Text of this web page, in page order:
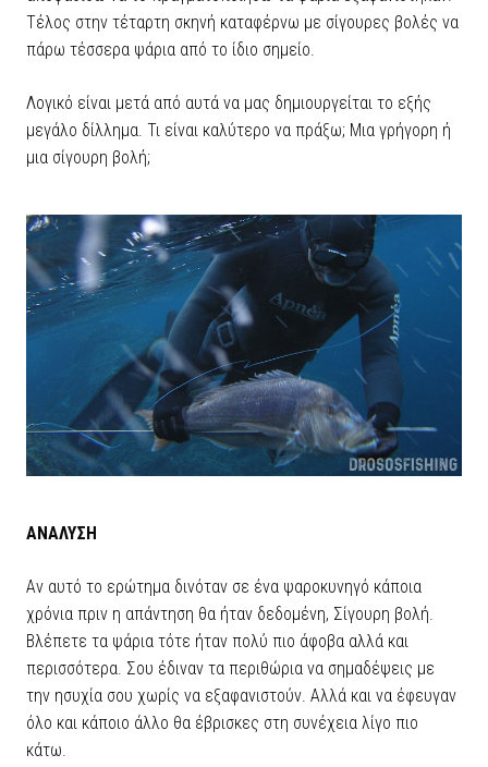
Τέλος στην τέταρτη σκηνή καταφέρνω με σίγουρες βολές να
πάρω τέσσερα ψάρια από το ίδιο σημείο.
Λογικό είναι μετά από αυτά να μας δημιουργείται το εξής
μεγάλο δίλλημα. Τι είναι καλύτερο να πράξω; Μια γρήγορη ή
μια σίγουρη βολή;
ΑΝΑΛΥΣΗ
Αν αυτό το ερώτημα δινόταν σε ένα ψαροκυνηγό κάποια
χρόνια πριν η απάντηση θα ήταν δεδομένη, Σίγουρη βολή.
Βλέπετε τα ψάρια τότε ήταν πολύ πιο άφοβα αλλά και
περισσότερα. Σου έδιναν τα περιθώρια να σημαδέψεις με
την ησυχία σου χωρίς να εξαφανιστούν. Αλλά και να έφευγαν
όλο και κάποιο άλλο θα έβρισκες στη συνέχεια λίγο πιο
κάτω.